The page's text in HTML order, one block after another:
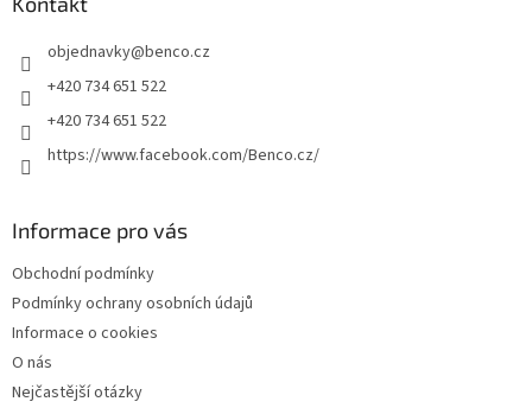
objednavky@benco.cz
+420 734 651 522
+420 734 651 522
https://www.facebook.com/Benco.cz/
Informace pro vás
Obchodní podmínky
Podmínky ochrany osobních údajů
Informace o cookies
O nás
Nejčastější otázky